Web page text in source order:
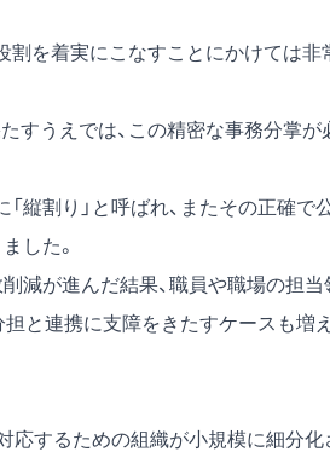
割を着実にこなすことにかけては非
すうえでは、この精密な事務分掌が
「縦割り」と呼ばれ、またその正確で
した。
減が進んだ結果、職員や職場の担当
担と連携に支障をきたすケースも増え
応するための組織が小規模に細分化